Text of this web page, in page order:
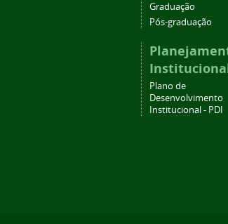
Graduação
Pós-graduação
Plano de
Desenvolvimento
Institucional - PDI